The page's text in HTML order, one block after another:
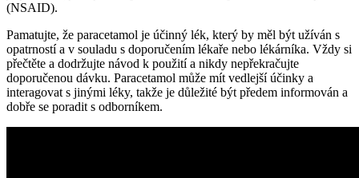
(NSAID).
Pamatujte, že paracetamol je účinný lék, který by měl být užíván s
opatrností a v souladu s doporučením lékaře nebo lékárníka. Vždy si
přečtěte a dodržujte návod k použití a nikdy nepřekračujte
doporučenou dávku. Paracetamol může mít vedlejší účinky a
interagovat s jinými léky, takže je důležité být předem informován a
dobře se poradit s odborníkem.